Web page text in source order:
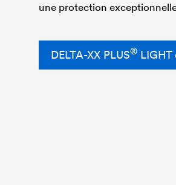
une protection
DELTA-XX PLUS®